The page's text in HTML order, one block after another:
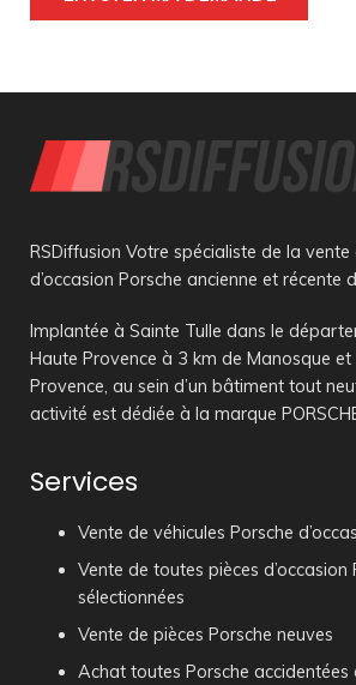
RSDiffusion Votre spécialiste de la vente
d’occasion Porsche ancienne et récente
Implantée à Sainte Tulle dans le
Haute Provence à 3 km de Manosque et
Provence, au sein d’un bâtiment tout
activité est dédiée à la marque
Services
Vente de véhicules Porsche
Vente de toutes pièces d’occasion
sélectionnées
Vente de pièces Porsche neuves
Achat toutes Porsche accidentées